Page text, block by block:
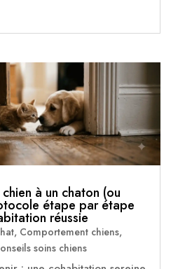
à un chaton (ou
étape par étape
réussie
, Comportement chiens,
soins chiens